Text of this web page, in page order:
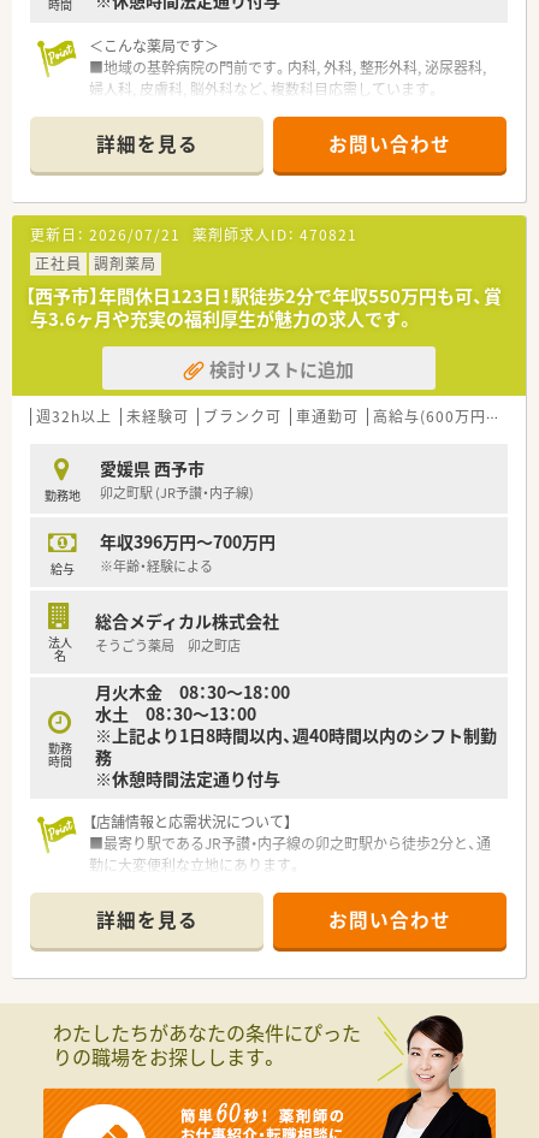
時間
＜こんな薬局です＞
■地域の基幹病院の門前です。内科, 外科, 整形外科, 泌尿器科,
婦人科, 皮膚科, 脳外科など、複数科目応需しています。
＜業務内容＞
■調剤、監査、投薬、薬歴管理等、薬剤師業務全般をお願いしま
す。
■処方箋枚数は80枚/日です。
＜研修体制＞
■入社後、店舗にて先輩薬剤師から実務を通して指導いただきま
す。
通常より多めの人員体制があるため、入社後お互いにフォロー
しながら慣れることのできる環境です。
■教育・勉強会開催が大変充実しています。
処方医を招いて研修会、社内学術大会の開催（年1回）、
医療安全研修（年2回）、製薬メーカーによる医療品勉強会(月1
地域の医師会・薬剤師主催の勉強会、薬剤師会学術大会（全国・
県）、
企業主催の医療セミナー(在宅・介護関連など) 等々学べる機
＜法人特徴＞
■南予エリアには複数店舗展開されています。
皆さんお休みが取りやすいよう、協力し合う関係性を大切にし
ておりますので、店舗間で応援もございます。
し、勤務状況（時間、休日等）も柔軟に対応しています。
■月に一度おやつ代が支給され、みんなでケーキを食べる等職員
同士の親睦を深める制度もございます。
■eラーニング・各種資格の取得支援もございます。
研修費の補助制度を設け、研修会参加を積極的にサポートして
（取得実績例）ケアマネージャー・認定実務実習指導薬剤師・公認
スポーツファーマシスト など
■人事担当者と1対1で対話する時間を作っています。
業務改善・社内問題の解決に向けて取り組んでいます。
詳細を見る お問い合わせ
更新日： 2026/07/21 薬剤師求人ID： 470821
正社員
調剤薬局
【西予市】年間休日123日！駅徒歩2分で年収550万円も可、賞
与3.6ヶ月や充実の福利厚生が魅力の求人です。
検討リストに追加
週32h以上 未経験可 ブランク可 車通勤可 高給与(600万円以上)
勤務地
愛媛県 西予市
卯之町駅 (JR予讃・内子線)
給与
年収396万円～700万円
※年齢・経験による
法人
名
総合メディカル株式会社
そうごう薬局 卯之町店
勤務
時間
月火木金 08：30～18：00
水土 08：30～13：00
※上記より1日8時間以内、週40時間以内のシフト制勤
務
※休憩時間法定通り付与
【店舗情報と応需状況について】
■最寄り駅であるJR予讃・内子線の卯之町駅から徒歩2分と、通
勤に大変便利な立地にあります。
あたり平均70枚を応需しています。
■薬剤師は常勤2名、医療事務は常勤2名とパート1名が在籍して
おり、協力して業務を進めています。
■今回は欠員補充のための募集となり、これまでのご経験を活か
して即戦力としてご活躍いただける方を求めています。
■患者様一人ひとりと向き合い、丁寧なコミュニケーションを通
じて地域医療に貢献したいという思いのある方を歓迎します。
■充実した研修制度をご用意していますので、調剤業務にブラン
クがある方や経験が浅い方でも安心してご応募いただけます。
詳細を見る お問い合わせ
わたしたちがあなたの条件にぴった
りの職場をお探しします。